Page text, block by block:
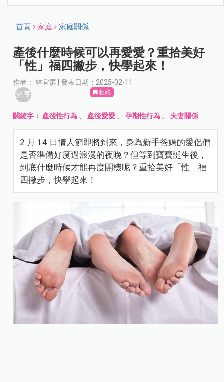
首頁 家庭 家庭關係
產後什麼時候可以再愛愛？重拾美好
「性」福四撇步，快學起來！
作者： 林宜屏 | 發表日期：2025-02-11
分享 收藏
關鍵字： 產後性行為 、 產後愛愛 、孕期性行為 、 夫妻關係
2 月 14 日情人節即將到來，身為新手爸媽的愛侶們
是否準備好度過浪漫的夜晚？但等到寶寶誕生後，
到底什麼時候才能再度開機呢？重拾美好「性」福
四撇步，快學起來！